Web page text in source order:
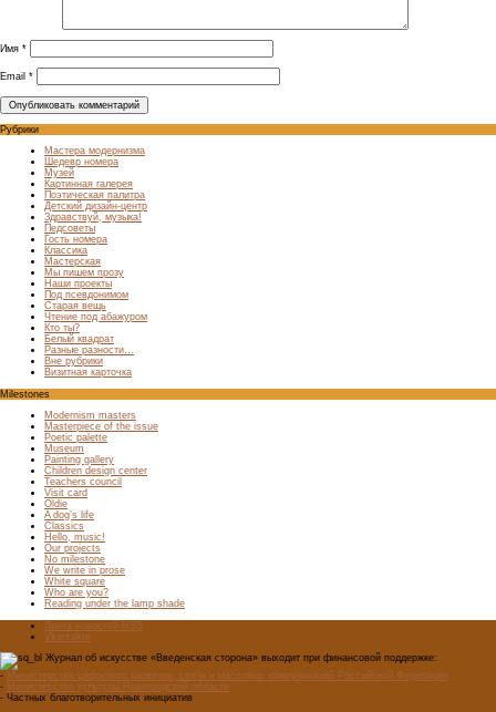
Имя *
Email *
Рубрики
Мастера модернизма
Шедевр номера
Музей
Картинная галерея
Поэтическая палитра
Детский дизайн-центр
Здравствуй, музыка!
Педсоветы
Гость номера
Классика
Мастерская
Мы пишем прозу
Наши проекты
Под псевдонимом
Старая вещь
Чтение под абажуром
Кто ты?
Белый квадрат
Разные разности…
Вне рубрики
Визитная карточка
Milestones
Modernism masters
Masterpiece of the issue
Poetic palette
Museum
Painting gallery
Children design center
Teachers council
Visit card
Oldie
A dog’s life
Classics
Hello, music!
Our projects
No milestone
We write in prose
White square
Who are you?
Reading under the lamp shade
Лента новостей RSS
Vkontakte
Журнал об искусстве «Введенская сторона» выходит при финансовой поддержке:
- Министерства цифрового развития, связи и массовых коммуникаций Российской Федерации
- Министерство культуры Новгородской области
- Частных благотворительных инициатив